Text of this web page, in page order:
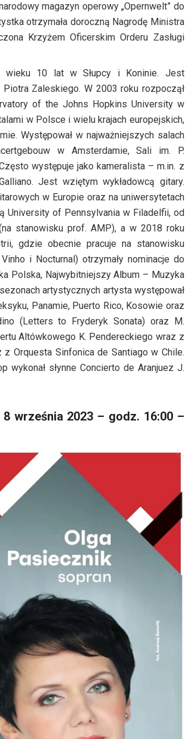
magazyn operowy „Opernwelt” do
otrzymała doroczną Nagrodę Ministra
Krzyżem Oficerskim Orderu Zasługi
wieku 10 lat w Słupcy i Koninie. Jest
Zaleskiego. W 2003 roku rozpoczął
of the Johns Hopkins University w
w Polsce i wielu krajach europejskich,
Występował w najważniejszych salach
w Amsterdamie, Sali im. P.
występuje jako kameralista – m.in. z
Jest wziętym wykładowcą gitary.
w Europie oraz na uniwersytetach
University of Pennsylvania w Filadelfii, od
stanowisku prof. AMP), a w 2018 roku
gdzie obecnie pracuje na stanowisku
i Nocturnal) otrzymały nominacje do
Polska, Najwybitniejszy Album – Muzyka
artystycznych artysta występował
Panamie, Puerto Rico, Kosowie oraz
(Letters to Fryderyk Sonata) oraz M.
Altówkowego K. Pendereckiego wraz z
Orquesta Sinfonica de Santiago w Chile.
słynne Concierto de Aranjuez J.
września 2023 – godz. 16:00 –